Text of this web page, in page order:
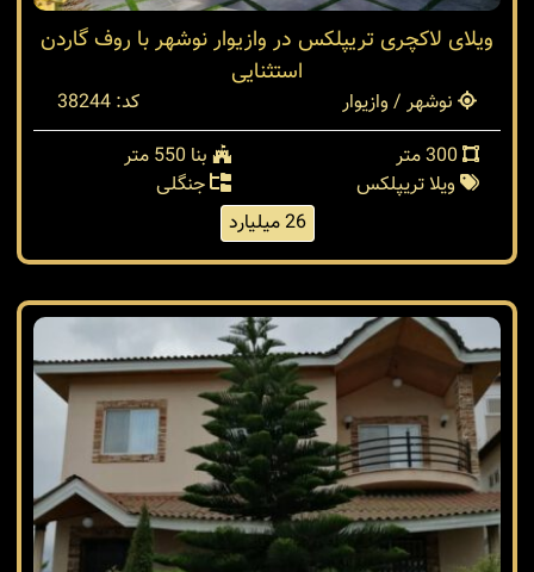
ویلای لاکچری تریپلکس در وازیوار نوشهر با روف گاردن
استثنایی
نوشهر / وازیوار
کد: 38244
بنا 550 متر
ویلا تریپلکس
جنگلی
26 میلیارد